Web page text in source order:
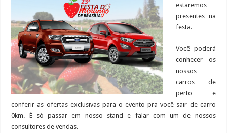
estaremos
presentes na
festa.
Você poderá
conhecer os
nossos
carros de
perto e
conferir as ofertas exclusivas para o evento pra você sair de carro
0km. É só passar em nosso stand e falar com um de nossos
consultores de vendas.